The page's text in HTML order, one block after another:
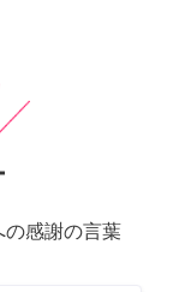
の感謝の言葉